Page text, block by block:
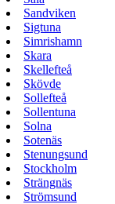
Sandviken
Sigtuna
Simrishamn
Skara
Skellefteå
Skövde
Sollefteå
Sollentuna
Solna
Sotenäs
Stenungsund
Stockholm
Strängnäs
Strömsund